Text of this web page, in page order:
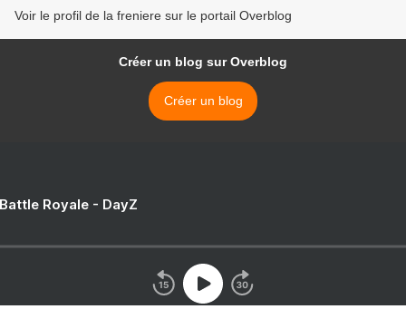
Voir le profil de la freniere sur le portail Overblog
Créer un blog sur Overblog
Créer un blog
Royale - DayZ